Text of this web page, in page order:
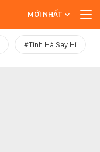
MỚI NHẤT
#Tinh Hà Say Hi